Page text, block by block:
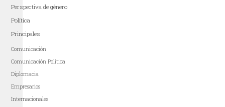
Perspectiva de género
Política
Principales
Comunicación
Comunicación Política
Diplomacia
Empresarios
Internacionales